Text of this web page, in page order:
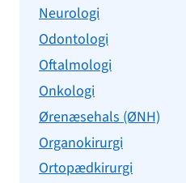
Neurologi
Odontologi
Oftalmologi
Onkologi
Ørenæsehals (ØNH)
Organokirurgi
Ortopædkirurgi